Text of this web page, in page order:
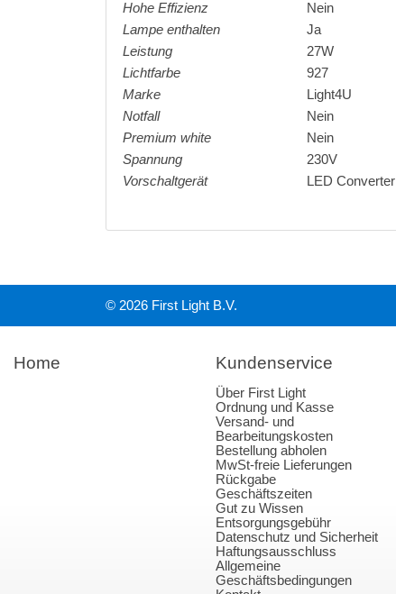
Hohe Effizienz Nein
Lampe enthalten
Ja
Leistung
27W
Lichtfarbe
927
Marke
Light4U
Notfall
Nein
Premium white
Nein
Spannung
230V
Vorschaltgerät
LED Converter
© 2026 First Light B.V.
Home Kundenservice
Über First Light
Ordnung und Kasse
Versand- und
Bearbeitungskosten
Bestellung abholen
MwSt-freie Lieferungen
Rückgabe
Geschäftszeiten
Gut zu Wissen
Entsorgungsgebühr
Datenschutz und Sicherheit
Haftungsausschluss
Allgemeine
Geschäftsbedingungen